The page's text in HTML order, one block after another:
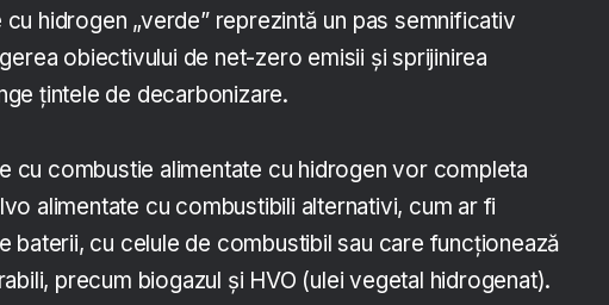
hidrogen „verde” reprezintă un pas semnificativ
obiectivului de net-zero emisii și sprijinirea
țintele de decarbonizare.
cu combustie alimentate cu hidrogen vor completa
alimentate cu combustibili alternativi, cum ar fi
baterii, cu celule de combustibil sau care funcționează
precum biogazul și HVO (ulei vegetal hidrogenat).